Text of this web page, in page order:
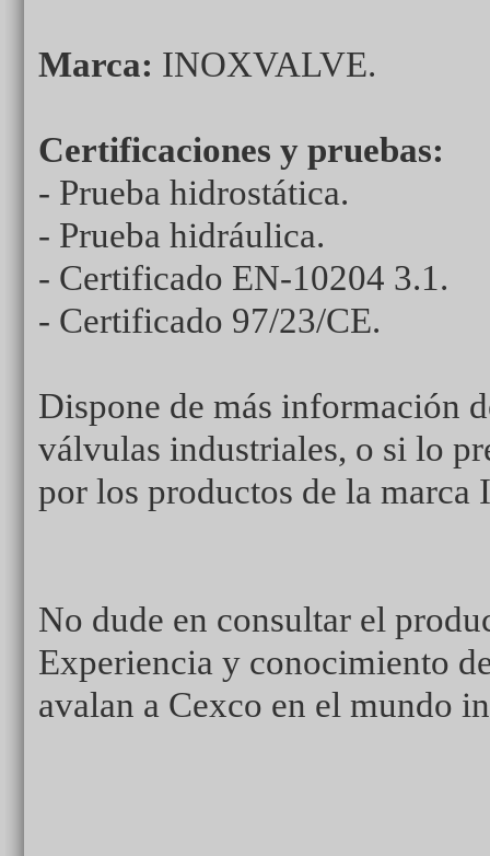
Marca: INOXVALVE.
Certificaciones y pruebas:
- Prueba hidrostática.
- Prueba hidráulica.
- Certificado EN-10204 3.1.
- Certificado 97/23/CE.
Dispone de más información
válvulas industriales, o si lo
por los productos de la
No dude en consultar el
Experiencia y conocimiento
avalan a Cexco en el mundo